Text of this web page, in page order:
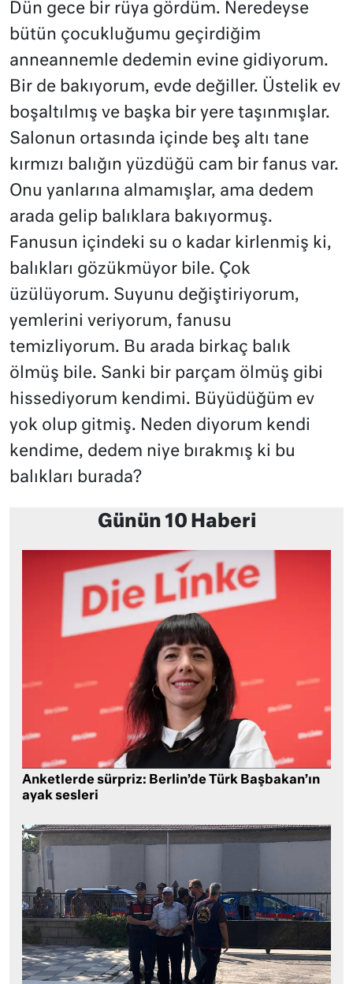
Dün gece bir rüya gördüm. Neredeyse
bütün çocukluğumu geçirdiğim
anneannemle dedemin evine gidiyorum.
Bir de bakıyorum, evde değiller. Üstelik ev
boşaltılmış ve başka bir yere taşınmışlar.
Salonun ortasında içinde beş altı tane
kırmızı balığın yüzdüğü cam bir fanus var.
Onu yanlarına almamışlar, ama dedem
arada gelip balıklara bakıyormuş.
Fanusun içindeki su o kadar kirlenmiş ki,
balıkları gözükmüyor bile. Çok
üzülüyorum. Suyunu değiştiriyorum,
yemlerini veriyorum, fanusu
temizliyorum. Bu arada birkaç balık
ölmüş bile. Sanki bir parçam ölmüş gibi
hissediyorum kendimi. Büyüdüğüm ev
yok olup gitmiş. Neden diyorum kendi
kendime, dedem niye bırakmış ki bu
balıkları burada?
Günün 10 Haberi
Anketlerde sürpriz: Berlin’de Türk Başbakan’ın
ayak sesleri